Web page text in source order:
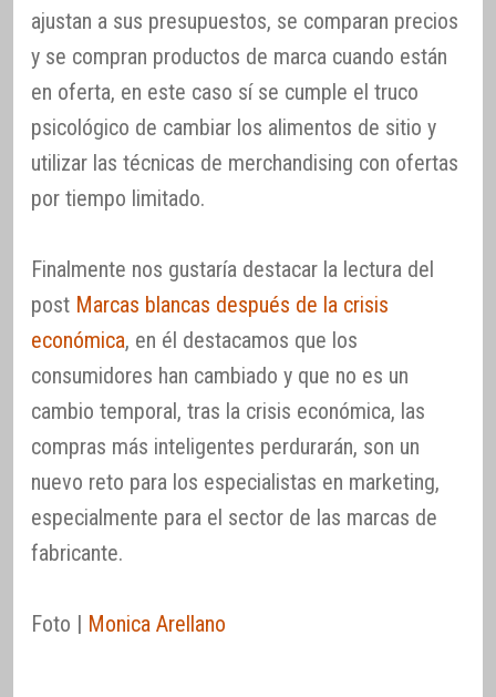
ajustan a sus presupuestos, se comparan precios
y se compran productos de marca cuando están
en oferta, en este caso sí se cumple el truco
psicológico de cambiar los alimentos de sitio y
utilizar las técnicas de merchandising con ofertas
por tiempo limitado.
Finalmente nos gustaría destacar la lectura del
post Marcas blancas después de la crisis
económica, en él destacamos que los
consumidores han cambiado y que no es un
cambio temporal, tras la crisis económica, las
compras más inteligentes perdurarán, son un
nuevo reto para los especialistas en marketing,
especialmente para el sector de las marcas de
fabricante.
Foto | Monica Arellano